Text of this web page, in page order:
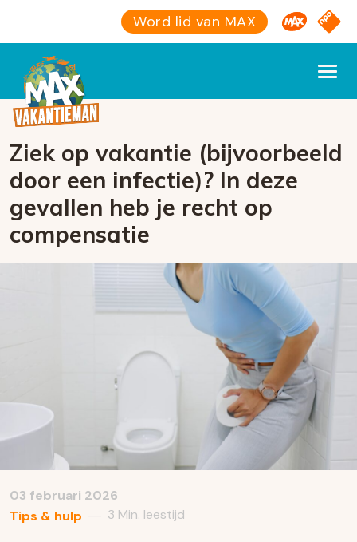
Word lid van MAX Omroep
NPO
Ziek op vakantie (bijvoorbeeld
door een infectie)? In deze
gevallen heb je recht op
compensatie
03 februari 2026
Tips & hulp — 3 Min. leestijd